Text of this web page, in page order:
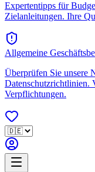
Expertentipps für
Zielanleitungen. Ihre
Allgemeine
Überprüfen Sie unsere
Datenschutzrichtlinien.
Verpflichtungen.